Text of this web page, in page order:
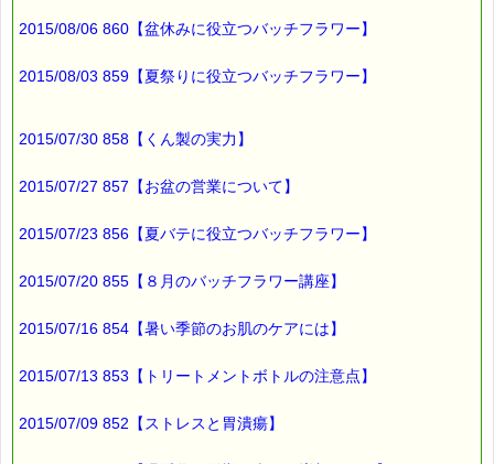
━━━━☆
わたしも
日頃は睡眠不足気味です。
あまり変えず
昼寝してます (*^_^*)
お客様からのご投稿もお待ちしております。
■メルマガ読者だけの eクーポン券 プレゼント
ｅクーポン：****-******
2015/08/06 860【盆休みに役立つバッチフラワー】
2015/08/03 859【夏祭りに役立つバッチフラワー】
2015/07/30 858【くん製の実力】
2015/07/27 857【お盆の営業について】
2015/07/23 856【夏バテに役立つバッチフラワー】
2015/07/20 855【８月のバッチフラワー講座】
2015/07/16 854【暑い季節のお肌のケアには】
2015/07/13 853【トリートメントボトルの注意点】
2015/07/09 852【ストレスと胃潰瘍】